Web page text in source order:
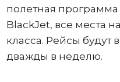
полетная
BlackJet, все места
класса. Рейсы будут
дважды в неделю.